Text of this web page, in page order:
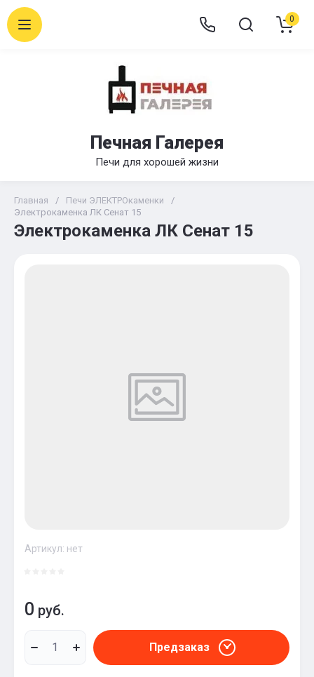
Печная Галерея
Печи для хорошей жизни
0
Главная / Печи ЭЛЕКТРОкаменки
/
Электрокаменка ЛК Сенат 15
Электрокаменка ЛК Сенат 15
Артикул: нет
0 руб.
Предзаказ